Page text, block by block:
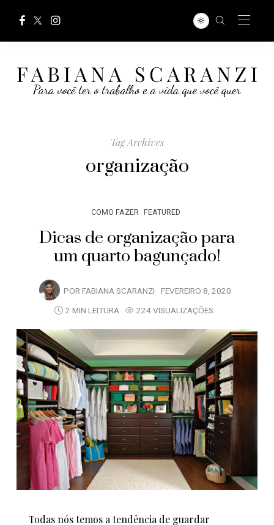
Tag Archives
organização
COMO FAZER FEATURED
Dicas de organização para
um quarto bagunçado!
POR FABIANA SCARANZI FEVEREIRO 8, 2020
2 MIN LEITURA
224 VISUALIZAÇÕES
Todas nós temos a tendência de guardar